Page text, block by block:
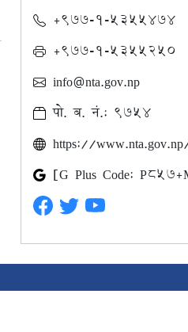
+९७७-१-५३५५४७४
+९७७-१-५३५५२५०
info@nta.gov.np
पो. ब. नं.: ९७५४
https://
[G Plus Code: